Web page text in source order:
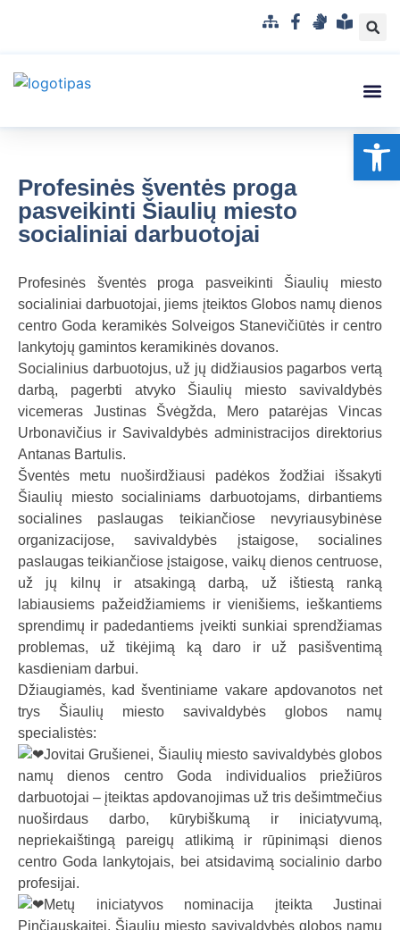
S
F
G
g
a
s
n
t
a
a
k
a
l
a
Profesinės šventės proga
pasveikinti Šiaulių miesto
socialiniai darbuotojai
Profesinės šventės proga pasveikinti Šiaulių miesto
socialiniai darbuotojai, jiems įteiktos Globos namų dienos
centro Goda keramikės Solveigos Stanevičiūtės ir centro
lankytojų gamintos keramikinės dovanos.
Socialinius darbuotojus, už jų didžiausios pagarbos vertą
darbą, pagerbti atvyko Šiaulių miesto savivaldybės
vicemeras Justinas Švėgžda, Mero patarėjas Vincas
Urbonavičius ir Savivaldybės administracijos direktorius
Antanas Bartulis.
Šventės metu nuoširdžiausi padėkos žodžiai išsakyti
Šiaulių miesto socialiniams darbuotojams, dirbantiems
socialines paslaugas teikiančiose nevyriausybinėse
organizacijose, savivaldybės įstaigose, socialines
paslaugas teikiančiose įstaigose, vaikų dienos centruose,
už jų kilnų ir atsakingą darbą, už ištiestą ranką
labiausiems pažeidžiamiems ir vienišiems, ieškantiems
sprendimų ir padedantiems įveikti sunkiai sprendžiamas
problemas, už tikėjimą ką daro ir už pasišventimą
kasdieniam darbui.
Džiaugiamės, kad šventiniame vakare apdovanotos net
trys Šiaulių miesto savivaldybės globos namų
specialistės:
Jovitai Grušienei, Šiaulių miesto savivaldybės globos
namų dienos centro Goda individualios priežiūros
darbuotojai – įteiktas apdovanojimas už tris dešimtmečius
nuoširdaus darbo, kūrybiškumą ir iniciatyvumą,
nepriekaištingą pareigų atlikimą ir rūpinimąsi dienos
centro Goda lankytojais, bei atsidavimą socialinio darbo
profesijai.
Metų iniciatyvos nominacija įteikta Justinai
Pinčiauskaitei, Šiaulių miesto savivaldybės globos namų